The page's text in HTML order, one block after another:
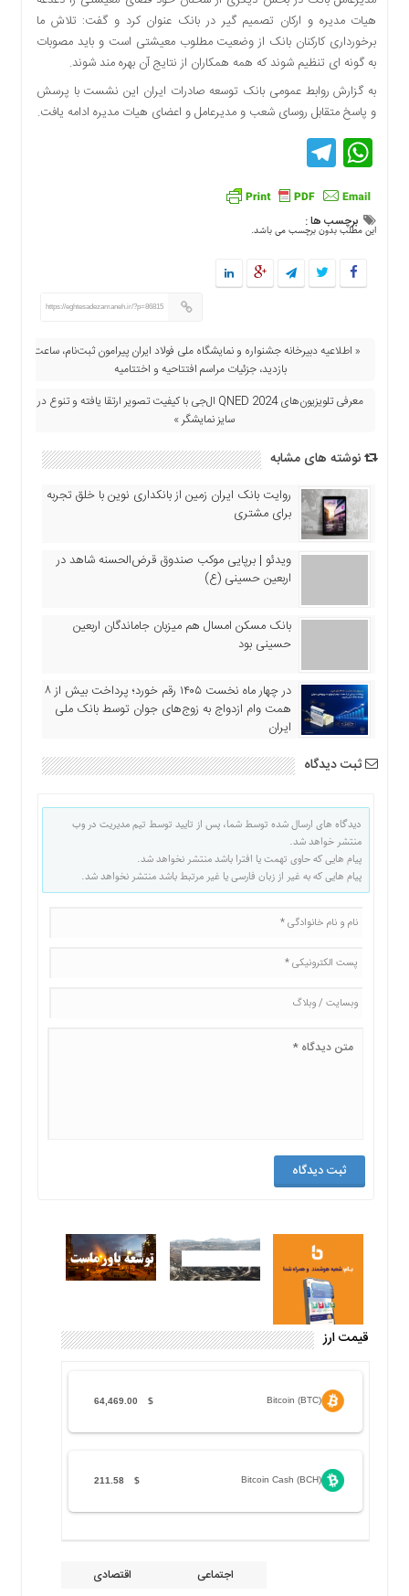
هیات مدیره و ارکان تصمیم گیر در بانک عنوان کرد و گفت: تلاش ما
برخورداری کارکنان بانک از وضعیت مطلوب معیشتی است و باید مصوبات
به گونه ای تنظیم شوند که همه همکاران از نتایج آن بهره مند شوند.
به گزارش روابط عمومی بانک توسعه صادرات ایران این نشست با پرسش
و پاسخ متقابل روسای شعب و مدیرعامل و اعضای هیات مدیره ادامه یافت.
WhatsApp
Telegram
برچسب ها :
این مطلب بدون برچسب می باشد.
https://eghtesadezamaneh.ir/?p=86815
« اطلاعیه دبیرخانه جشنواره و نمایشگاه ملی فولاد ایران پیرامون ثبت‌نام، ساعت
بازدید، جزئیات مراسم افتتاحیه و اختتامیه
معرفی تلویزیون‌های QNED 2024 ال‌جی با کیفیت تصویر ارتقا یافته و تنوع در
سایز نمایشگر »
نوشته های مشابه
روایت بانک ایران زمین از بانکداری نوین با خلق تجربه
برای مشتری
ویدئو | برپایی موکب صندوق قرض‌الحسنه شاهد در
اربعین حسینی (ع)
بانک مسکن امسال هم میزبان جاماندگان اربعین
حسینی بود
در چهار ماه نخست ۱۴۰۵ رقم خورد؛ پرداخت بیش از ۸
همت وام ازدواج به زوج‌های جوان توسط بانک ملی
ایران
ثبت دیدگاه
دیدگاه های ارسال شده توسط شما، پس از تایید توسط تیم مدیریت در وب
منتشر خواهد شد.
پیام هایی که حاوی تهمت یا افترا باشد منتشر نخواهد شد.
پیام هایی که به غیر از زبان فارسی یا غیر مرتبط باشد منتشر نخواهد شد.
قیمت ارز
Bitcoin (BTC)
$
64,469.00
Bitcoin Cash (BCH)
$
211.58
اجتماعی اقتصادی